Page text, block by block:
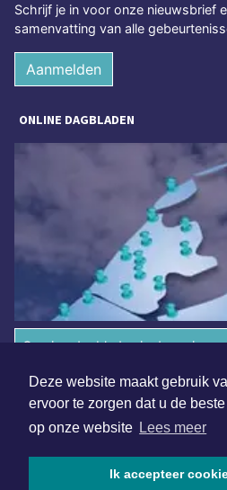
Deze website maakt gebruik
ervoor te zorgen dat u de
op onze website Lees meer
Ik accepteer
Schrijf je in voor onze nieuwsbrief
samenvatting van alle
Aanmelden
ONLINE DAGBLADEN
Overige dagbladen in de regio
Algemene voorwaarden
Disclaimer